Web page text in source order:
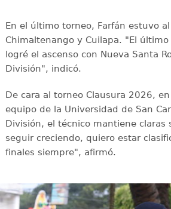
En el último torneo, Farfán estuvo
Chimaltenango y Cuilapa. "El
logré el ascenso con Nueva Santa
División", indicó.
De cara al torneo Clausura 2026,
equipo de la Universidad de San
División, el técnico mantiene claras
seguir creciendo, quiero estar
finales siempre", afirmó.